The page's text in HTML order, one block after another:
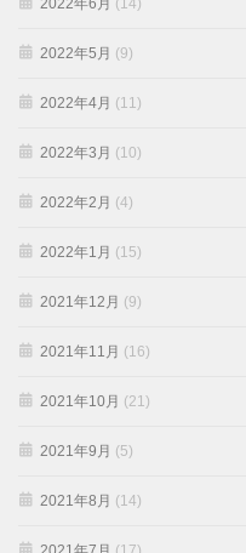
2022年6月 (14)
2022年5月 (9)
2022年4月 (11)
2022年3月 (10)
2022年2月 (4)
2022年1月 (15)
2021年12月 (9)
2021年11月 (16)
2021年10月 (21)
2021年9月 (5)
2021年8月 (14)